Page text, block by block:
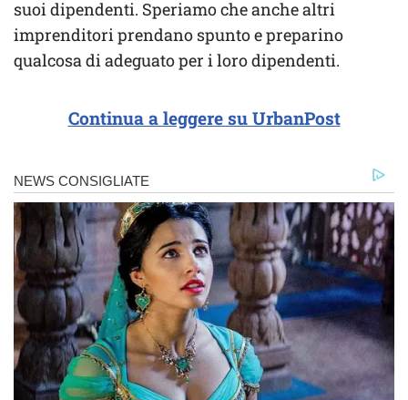
suoi dipendenti. Speriamo che anche altri
imprenditori prendano spunto e preparino
qualcosa di adeguato per i loro dipendenti.
Continua a leggere su UrbanPost